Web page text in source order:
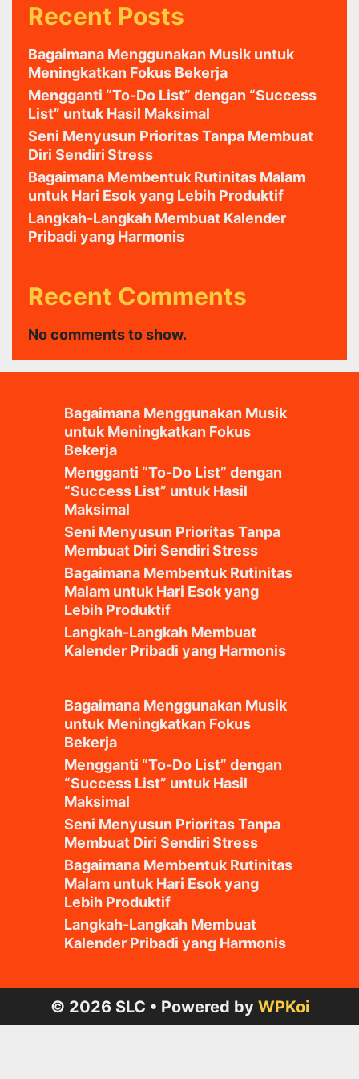
Recent Posts
Bagaimana Menggunakan Musik untuk
Meningkatkan Fokus Bekerja
Mengganti “To-Do List” dengan “Success
List” untuk Hasil Maksimal
Seni Menyusun Prioritas Tanpa Membuat
Diri Sendiri Stress
Bagaimana Membentuk Rutinitas Malam
untuk Hari Esok yang Lebih Produktif
Langkah-Langkah Membuat Kalender
Pribadi yang Harmonis
Recent Comments
No comments to show.
Bagaimana Menggunakan Musik
untuk Meningkatkan Fokus
Bekerja
Mengganti “To-Do List” dengan
“Success List” untuk Hasil
Maksimal
Seni Menyusun Prioritas Tanpa
Membuat Diri Sendiri Stress
Bagaimana Membentuk Rutinitas
Malam untuk Hari Esok yang
Lebih Produktif
Langkah-Langkah Membuat
Kalender Pribadi yang Harmonis
Bagaimana Menggunakan Musik
untuk Meningkatkan Fokus
Bekerja
Mengganti “To-Do List” dengan
“Success List” untuk Hasil
Maksimal
Seni Menyusun Prioritas Tanpa
Membuat Diri Sendiri Stress
Bagaimana Membentuk Rutinitas
Malam untuk Hari Esok yang
Lebih Produktif
Langkah-Langkah Membuat
Kalender Pribadi yang Harmonis
© 2026 SLC • Powered by WPKoi